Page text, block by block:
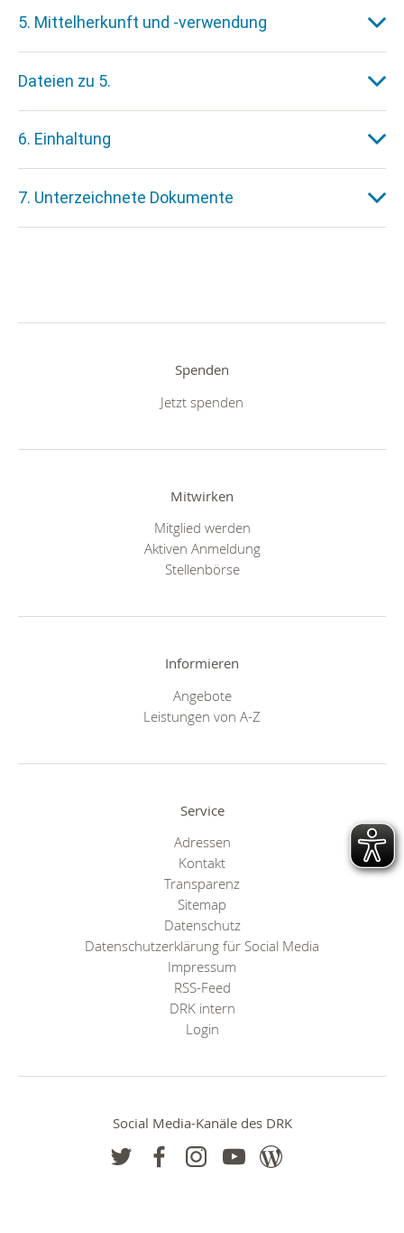
5. Mittelherkunft und -verwendung
Dateien zu 5.
6. Einhaltung
7. Unterzeichnete Dokumente
Spenden
Jetzt spenden
Mitwirken
Mitglied werden
Aktiven Anmeldung
Stellenbörse
Informieren
Angebote
Leistungen von A-Z
Service
Adressen
Kontakt
Transparenz
Sitemap
Datenschutz
Datenschutzerklärung für Social Media
Impressum
RSS-Feed
DRK intern
Login
Social Media-Kanäle des DRK